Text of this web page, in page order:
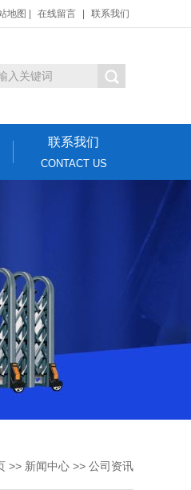
地图 在线留言 联系我们
联系我们
CONTACT US
>> 新闻中心 >> 公司资讯